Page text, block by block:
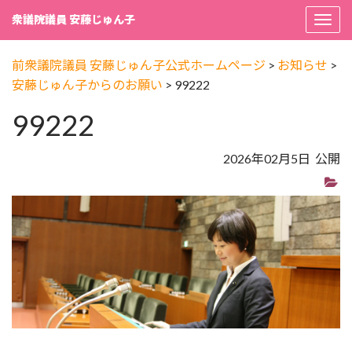
衆議院議員 安藤じゅん子
前衆議院議員 安藤じゅん子公式ホームページ > お知らせ >
安藤じゅん子からのお願い > 99222
99222
2026年02月5日 公開